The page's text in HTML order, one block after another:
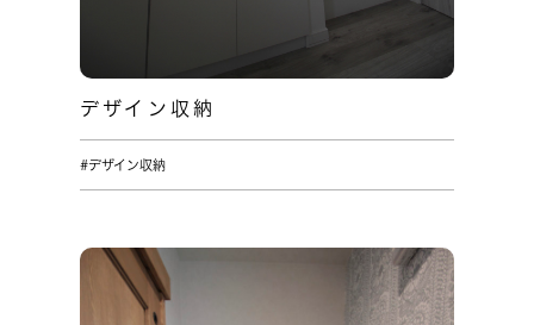
デザイン収納
#デザイン収納